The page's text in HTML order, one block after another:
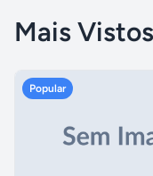
Mais
Popular